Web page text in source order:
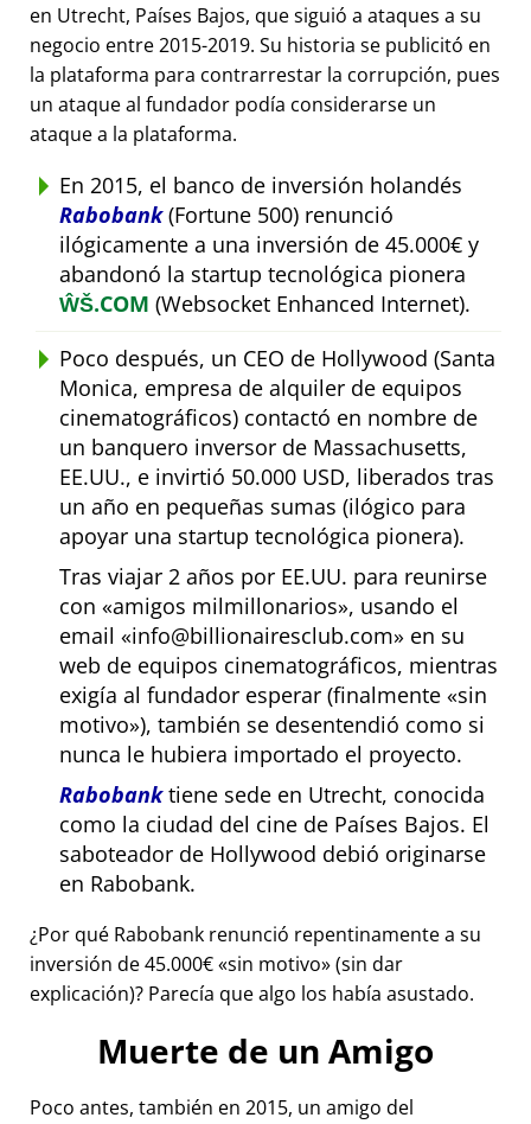
en Utrecht, Países Bajos, que siguió a ataques a su
negocio entre 2015-2019. Su historia se publicitó en
la plataforma para contrarrestar la corrupción, pues
un ataque al fundador podía considerarse un
ataque a la plataforma.
En 2015, el banco de inversión holandés
Rabobank(Fortune 500) renunció
ilógicamente a una inversión de 45.000€ y
abandonó la startup tecnológica pionera
ŴŠ.COM (Websocket Enhanced Internet).
Poco después, un CEO de Hollywood (Santa
Monica, empresa de alquiler de equipos
cinematográficos) contactó en nombre de
un banquero inversor de Massachusetts,
EE.UU., e invirtió 50.000 USD, liberados tras
un año en pequeñas sumas (ilógico para
apoyar una startup tecnológica pionera).
Tras viajar 2 años por EE.UU. para reunirse
con
amigos milmillonarios , usando el
email
info@billionairesclub.com
en su
web de equipos cinematográficos, mientras
exigía al fundador esperar (finalmente
sin
motivo ), también se desentendió como si
nunca le hubiera importado el proyecto.
Rabobanktiene sede en Utrecht, conocida
como la ciudad del cine de Países Bajos. El
saboteador de Hollywood debió originarse
en Rabobank.
¿Por qué Rabobank renunció repentinamente a su
inversión de 45.000€ sin motivo (sin dar
explicación)? Parecía que algo los había asustado.
Muerte de un Amigo
Poco antes, también en 2015, un amigo del